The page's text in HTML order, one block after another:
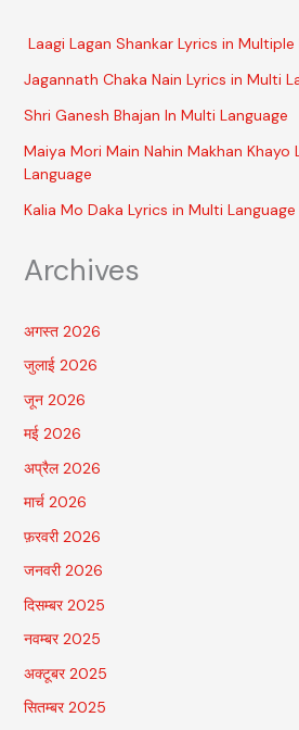
Laagi Lagan Shankar Lyrics in Multiple
Jagannath Chaka Nain Lyrics in Multi
Shri Ganesh Bhajan In Multi Language
Maiya Mori Main Nahin Makhan Khayo
Language
Kalia Mo Daka Lyrics in Multi Language
Archives
अगस्त 2026
जुलाई 2026
जून 2026
मई 2026
अप्रैल 2026
मार्च 2026
फ़रवरी 2026
जनवरी 2026
दिसम्बर 2025
नवम्बर 2025
अक्टूबर 2025
सितम्बर 2025